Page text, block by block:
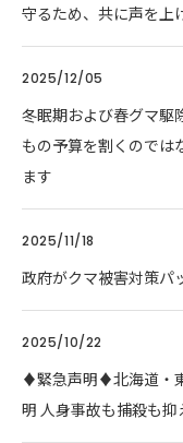
守るため、共に声を上
2025/12/05
冬眠期および春グマ駆
もの予算を割くのでは
ます
2025/11/18
政府がクマ被害対策パ
2025/10/22
♦️緊急声明♦️北海道・
明 人身事故も捕殺も